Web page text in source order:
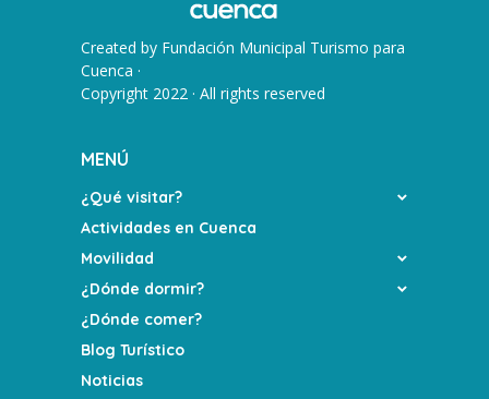
Created by Fundación Municipal Turismo para
Cuenca ·
Copyright 2022 · All rights reserved
MENÚ
¿Qué visitar?
Actividades en Cuenca
Movilidad
¿Dónde dormir?
¿Dónde comer?
Blog Turístico
Noticias